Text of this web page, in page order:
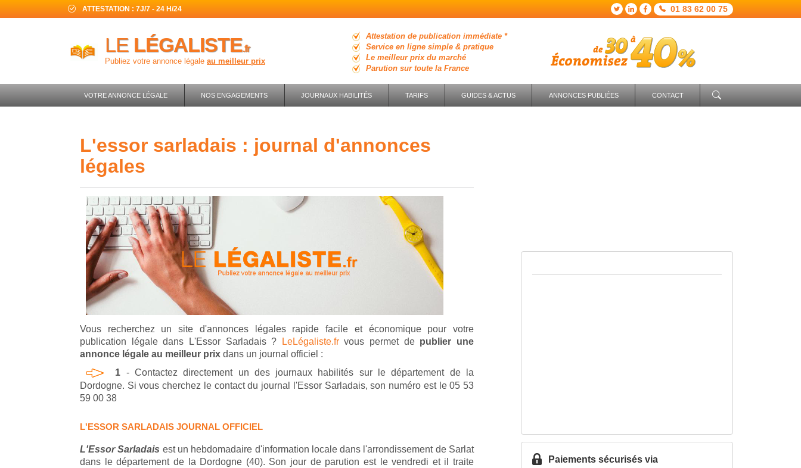
ATTESTATION : 7J/7 - 24 H/24 01 83 62 00 75
LE LÉGALISTE.fr
Publiez votre annonce légale au meilleur prix
Attestation de publication immédiate *
Service en ligne simple & pratique
Le meilleur prix du marché
Parution sur toute la France
VOTRE ANNONCE LÉGALE NOS ENGAGEMENTS JOURNAUX HABILITÉS TARIFS GUIDES & ACTUS ANNONCES PUBLIÉES CONTACT
l'essor sarladais : journal d'annonces
légales
Vous recherchez un site d'annonces légales rapide facile et économique pour votre
publication légale dans L'Essor Sarladais ?
LeLégaliste.frvous permet de publier une
annonce légale au meilleur prix dans un journal officiel :
1 - Contactez directement un des journaux habilités sur le département de la
Dordogne. Si vous cherchez le contact du journal l'Essor Sarladais, son numéro est le 05 53
59 00 38
L'ESSOR SARLADAIS JOURNAL OFFICIEL
L'Essor Sarladais est un hebdomadaire d'information locale dans l'arrondissement de Sarlat
dans le département de la Dordogne (40). Son jour de parution est le vendredi et il traite
Paiements sécurisés via